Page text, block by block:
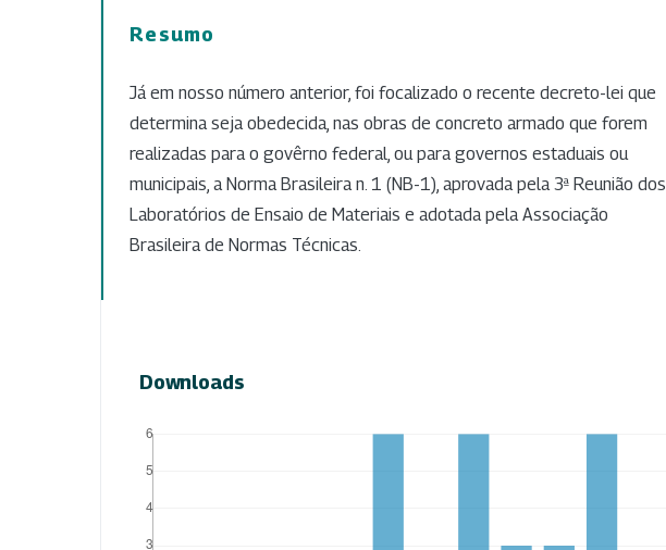
Resumo
Já em nosso número anterior, foi focalizado o recente decreto-lei que
determina seja obedecida, nas obras de concreto armado que forem
realizadas para o govêrno federal, ou para governos estaduais ou
municipais, a Norma Brasileira n. 1 (NB-1), aprovada pela 3ª Reunião dos
Laboratórios de Ensaio de Materiais e adotada pela Associação
Brasileira de Normas Técnicas.
Downloads